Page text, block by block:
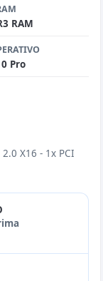
RAM
Pro
X16 - 1x PCI